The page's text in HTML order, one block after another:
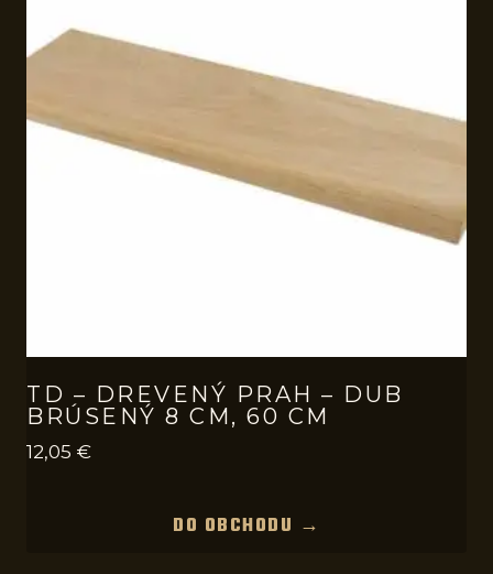
TD – DREVENÝ PRAH – DUB
BRÚSENÝ 8 CM, 60 CM
12,05 €
DO OBCHODU →